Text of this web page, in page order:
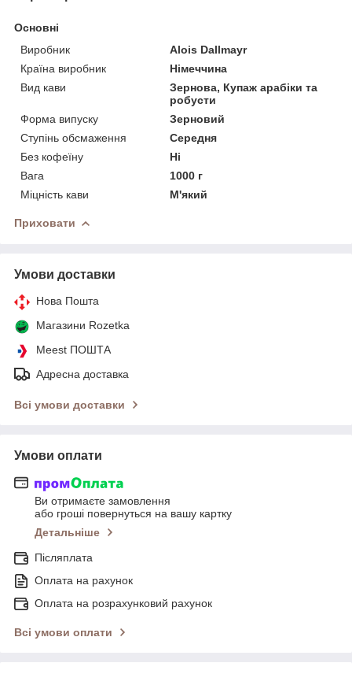
Основні
Виробник
Alois Dallmayr
Країна виробник
Німеччина
Вид кави
Зернова, Купаж арабіки та
робусти
Форма випуску
Зерновий
Ступінь обсмаження
Середня
Без кофеїну
Ні
Вага
1000 г
Міцність кави
М'який
Приховати
Умови доставки
Нова Пошта
Магазини Rozetka
Meest ПОШТА
Адресна доставка
Всі умови доставки
Умови оплати
Ви отримаєте замовлення
або гроші повернуться на вашу картку
Детальніше
Післяплата
Оплата на рахунок
Оплата на розрахунковий рахунок
Всі умови оплати